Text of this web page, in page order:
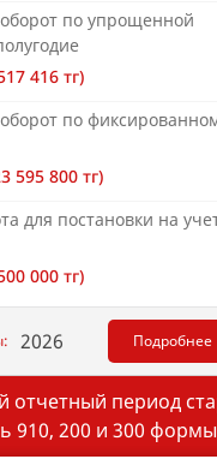
по упрощенной
416 тг)
по
595 800 тг)
для постановки на
000 тг)
2026 Подробнее
отчетный период
910, 200 и 300